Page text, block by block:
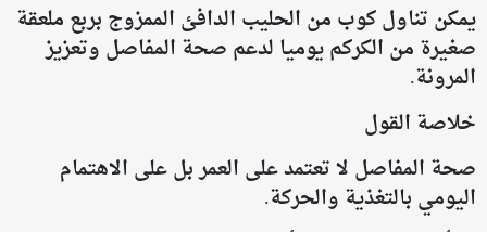
يمكن تناول كوب من الحليب الدافئ الممزوج بربع ملعقة
صغيرة من الكركم يوميا لدعم صحة المفاصل وتعزيز
المرونة.
خلاصة القول
صحة المفاصل لا تعتمد على العمر بل على الاهتمام
اليومي بالتغذية والحركة.